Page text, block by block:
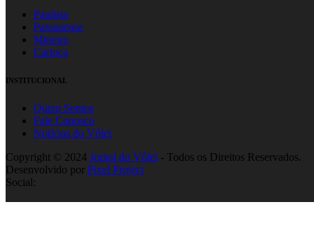
Paulista
Paranaense
Mineiro
Carioca
INSTITUCIONAL
Quem Somos
Fale Conosco
Notícias do Vôlei
Copyright © 2024 Jornal do Vôlei - Todos os Direitos Reservados.
Desenvolvido por Pixel Project
Social: